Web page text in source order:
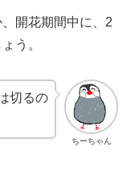
開花期間中に、2
う。
ちーちゃん
切るの